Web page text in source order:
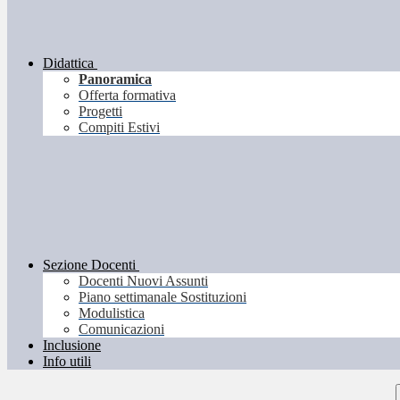
Didattica
Panoramica
Offerta formativa
Progetti
Compiti Estivi
Sezione Docenti
Docenti Nuovi Assunti
Piano settimanale Sostituzioni
Modulistica
Comunicazioni
Inclusione
Info utili